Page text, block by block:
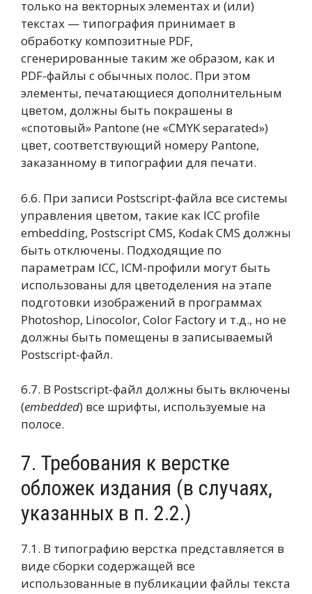
только на векторных элементах и (или)
текстах — типография принимает в
обработку композитные PDF,
сгенерированные таким же образом, как и
PDF-файлы с обычных полос. При этом
элементы, печатающиеся дополнительным
цветом, должны быть покрашены в
«спотовый» Pantone (не «CMYK separated»)
цвет, соответствующий номеру Pantone,
заказанному в типографии для печати.
6.6. При записи Postscript-файла все системы
управления цветом, такие как ICC profile
embedding, Postscript CMS, Kodak CMS должны
быть отключены. Подходящие по
параметрам ICC, ICM-профили могут быть
использованы для цветоделения на этапе
подготовки изображений в программах
Photoshop, Linocolor, Color Factory и т.д., но не
должны быть помещены в записываемый
Postscript-файл.
6.7. В Postscript-файл должны быть включены
(embedded) все шрифты, используемые на
полосе.
7. Требования к верстке
обложек издания (в случаях,
указанных в п. 2.2.)
7.1. В типографию верстка представляется в
виде сборки содержащей все
использованные в публикации файлы текста